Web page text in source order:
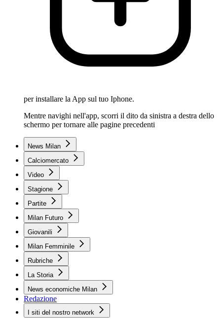
per installare la App sul tuo Iphone.
Mentre navighi nell'app, scorri il dito da sinistra a destra dello
schermo per tornare alle pagine precedenti
News Milan
Calciomercato
Video
Stagione
Partite
Milan Futuro
Giovanili
Milan Femminile
Rubriche
La Storia
News economiche Milan
Redazione
I siti del nostro network